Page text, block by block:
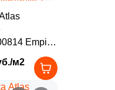
Empire
Mosaic Lap
под
м2